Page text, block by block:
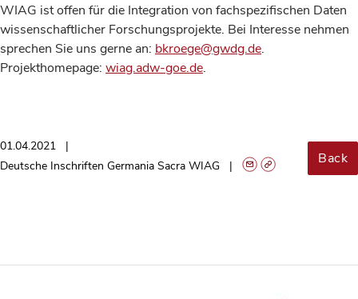
WIAG ist offen für die Integration von fachspezifischen Daten
wissenschaftlicher Forschungsprojekte. Bei Interesse nehmen
sprechen Sie uns gerne an: bkroege@gwdg.de.
Projekthomepage: wiag.adw-goe.de.
01.04.2021
Deutsche Inschriften Germania Sacra WIAG
Back